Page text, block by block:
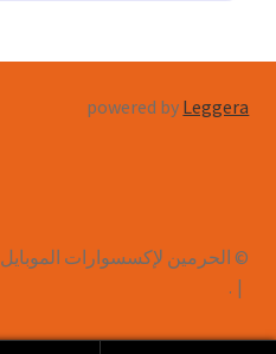
powered by Leggera
© الحرمين لإكسسوارات الموبايل 2026
.